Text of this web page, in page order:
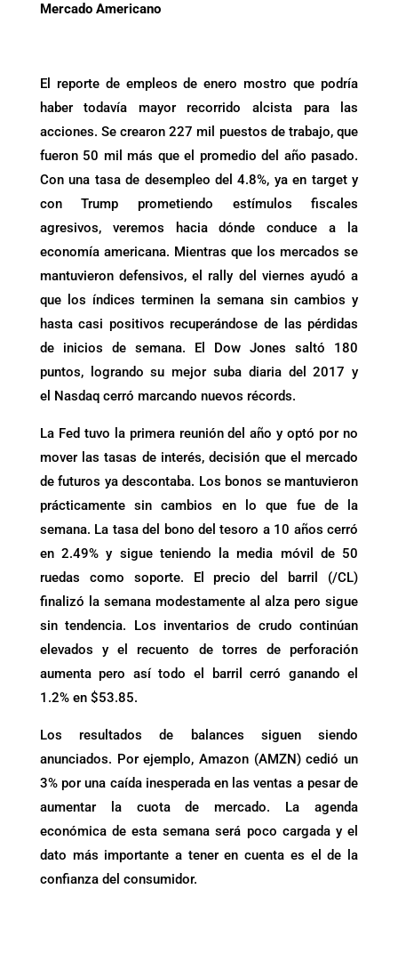
Mercado Americano
El reporte de empleos de enero mostro que podría
haber todavía mayor recorrido alcista para las
acciones. Se crearon 227 mil puestos de trabajo, que
fueron 50 mil más que el promedio del año pasado.
Con una tasa de desempleo del 4.8%, ya en target y
con Trump prometiendo estímulos fiscales
agresivos, veremos hacia dónde conduce a la
economía americana. Mientras que los mercados se
mantuvieron defensivos, el rally del viernes ayudó a
que los índices terminen la semana sin cambios y
hasta casi positivos recuperándose de las pérdidas
de inicios de semana. El Dow Jones saltó 180
puntos, logrando su mejor suba diaria del 2017 y
el Nasdaq cerró marcando nuevos récords.
La Fed tuvo la primera reunión del año y optó por no
mover las tasas de interés, decisión que el mercado
de futuros ya descontaba. Los bonos se mantuvieron
prácticamente sin cambios en lo que fue de la
semana. La tasa del bono del tesoro a 10 años cerró
en 2.49% y sigue teniendo la media móvil de 50
ruedas como soporte. El precio del barril (/CL)
finalizó la semana modestamente al alza pero sigue
sin tendencia. Los inventarios de crudo continúan
elevados y el recuento de torres de perforación
aumenta pero así todo el barril cerró ganando el
1.2% en $53.85.
Los resultados de balances siguen siendo
anunciados. Por ejemplo, Amazon (AMZN) cedió un
3% por una caída inesperada en las ventas a pesar de
aumentar la cuota de mercado. La agenda
económica de esta semana será poco cargada y el
dato más importante a tener en cuenta es el de la
confianza del consumidor.